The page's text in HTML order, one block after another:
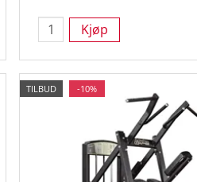
Kjøp
TILBUD -10%